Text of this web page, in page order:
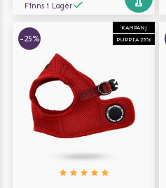
Finns i Lager
KAMPANJ
PUPPIA 25%
-25%